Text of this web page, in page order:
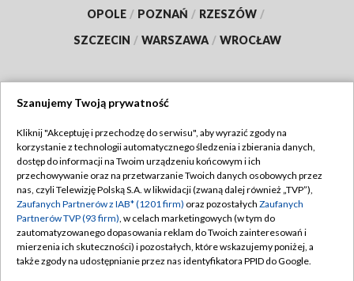
OPOLE / POZNAŃ / RZESZÓW /
SZCZECIN / WARSZAWA / WROCŁAW
TVP
Abonament TVP
Emisja w TVP
Centrum informacji TVP
Naziemna Telewizja Cyfrowa
Regulamin TVP
Polityka prywatności
Moje zgody
Pomoc
Szanujemy Twoją prywatność
Kliknij "Akceptuję i przechodzę do serwisu", aby wyrazić zgody na
korzystanie z technologii automatycznego śledzenia i zbierania danych,
dostęp do informacji na Twoim urządzeniu końcowym i ich
przechowywanie oraz na przetwarzanie Twoich danych osobowych przez
nas, czyli Telewizję Polską S.A. w likwidacji (zwaną dalej również „TVP”),
Zaufanych Partnerów z IAB* (1201 firm) oraz pozostałych Zaufanych
Partnerów TVP (93 firm), w celach marketingowych (w tym do
zautomatyzowanego dopasowania reklam do Twoich zainteresowań i
mierzenia ich skuteczności) i pozostałych, które wskazujemy poniżej, a
także zgody na udostępnianie przez nas identyfikatora PPID do Google.